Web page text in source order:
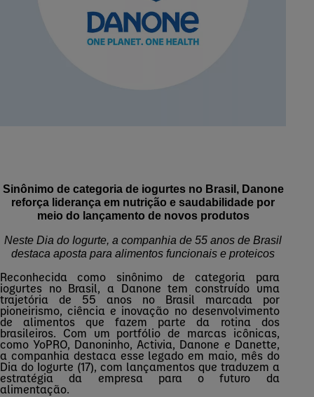
Sinônimo de categoria de iogurtes no Brasil, Danone
reforça liderança em nutrição e saudabilidade por
meio do lançamento de novos produtos
Neste Dia do Iogurte, a companhia de 55 anos de Brasil
destaca aposta para alimentos funcionais e proteicos
Reconhecida como sinônimo de categoria para
iogurtes no Brasil, a Danone tem construído uma
trajetória de 55 anos no Brasil marcada por
pioneirismo, ciência e inovação no desenvolvimento
de alimentos que fazem parte da rotina dos
brasileiros. Com um portfólio de marcas icônicas,
comoYoPRO, Danoninho, Activia, Danone e Danette,
a companhia destaca esse legado em maio, mês do
Dia do Iogurte (17), com lançamentos que traduzem a
estratégia da empresa para o futuro da
alimentação.